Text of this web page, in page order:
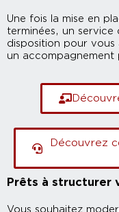
Une fois la mise en
terminées, un
disposition pour
un accompagnement
Découvrez
Prêts à structurer